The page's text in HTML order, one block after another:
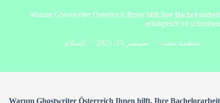
Warum Ghostwriter Österreich Ihnen hilft Ihre Bachelorarbeit
erfolgreich zu schreiben
منظمة مشاد سبتمبر 10, 2025 السلام
Warum Ghostwriter Österreich Ihnen hilft, Ihre Bachelorarbeit